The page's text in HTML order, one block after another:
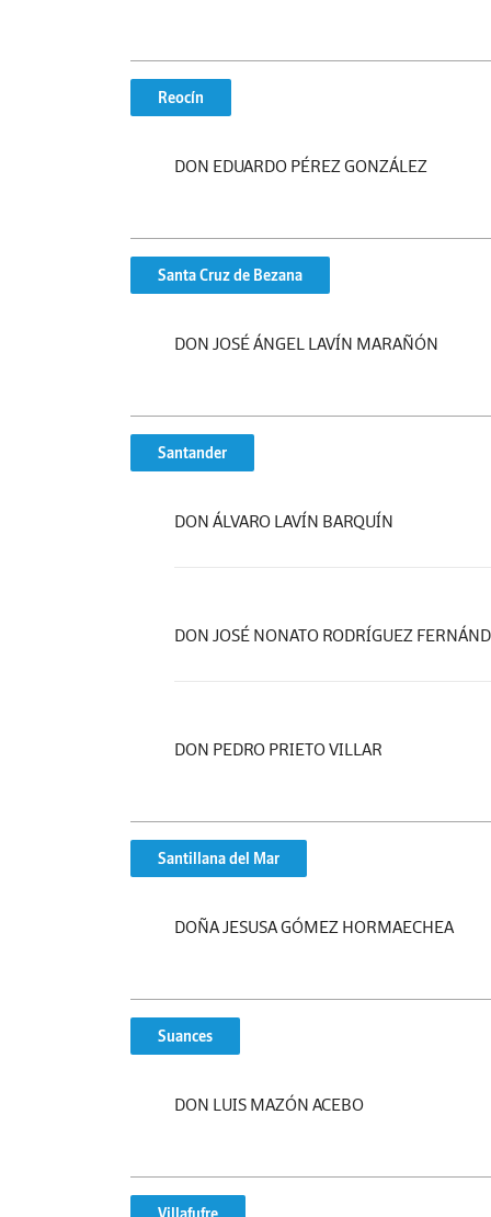
Reocín
DON EDUARDO PÉREZ GONZÁLEZ
Santa Cruz de Bezana
DON JOSÉ ÁNGEL LAVÍN MARAÑÓN
Santander
DON ÁLVARO LAVÍN BARQUÍN
DON JOSÉ NONATO RODRÍGUEZ
DON PEDRO PRIETO VILLAR
Santillana del Mar
DOÑA JESUSA GÓMEZ HORMAECHEA
Suances
DON LUIS MAZÓN ACEBO